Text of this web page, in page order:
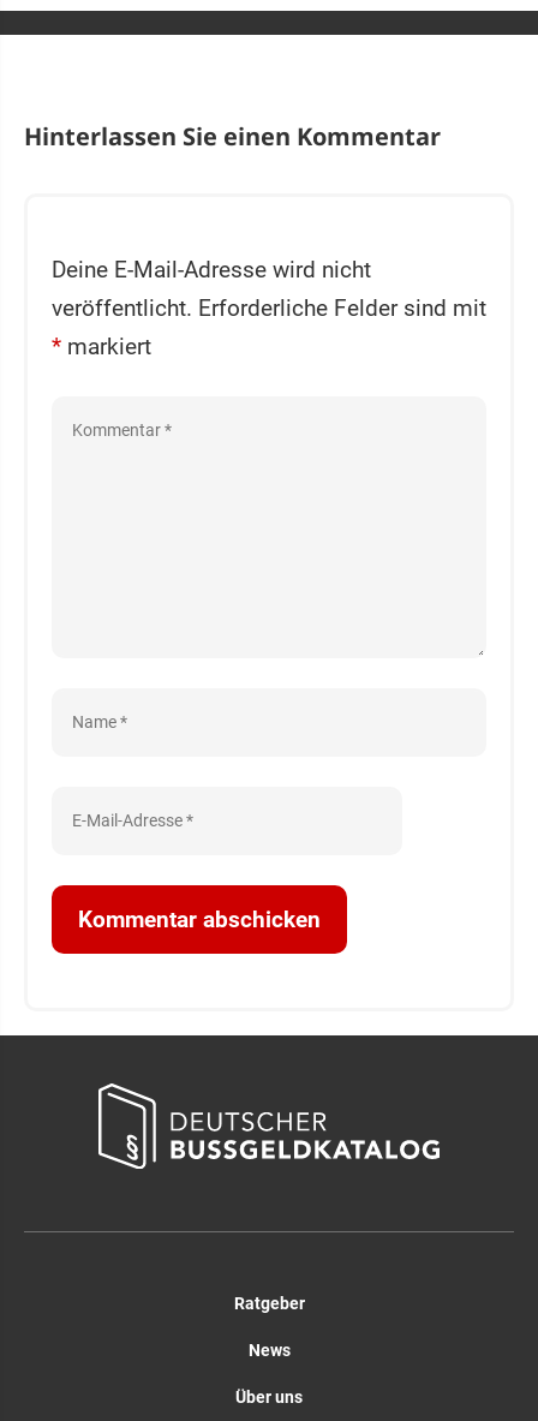
Hinterlassen Sie einen Kommentar
Deine E-Mail-Adresse wird nicht
veröffentlicht. Erforderliche Felder sind mit
* markiert
Ratgeber
News
Über uns